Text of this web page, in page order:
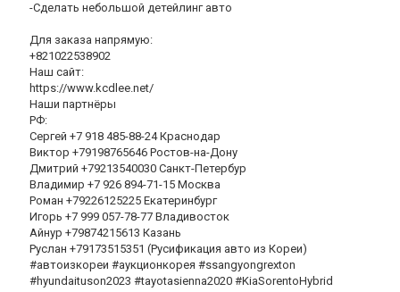
-Сделать небольшой детейлинг авто
Для заказа напрямую:
+821022538902
Наш сайт:
https://www.kcdlee.net/
Наши партнёры
РФ:
Сергей +7 918 485-88-24 Краснодар
Виктор +79198765646 Ростов-на-Дону
Дмитрий +79213540030 Санкт-Петербур
Владимир +7 926 894-71-15 Москва
Роман +79226125225 Екатеринбург
Игорь +7 999 057-78-77 Владивосток
Айнур +79874215613 Казань
Руслан +79173515351 (Русификация авто из Кореи)
#автоизкореи #аукционкорея #ssangyongrexton
#hyundaituson2023 #tayotasienna2020 #KiaSorentoHybrid